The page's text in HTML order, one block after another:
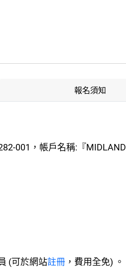
報名須知
001，帳戶名稱:『MIDLAND
(可於網站註冊 ，費用全免) 。